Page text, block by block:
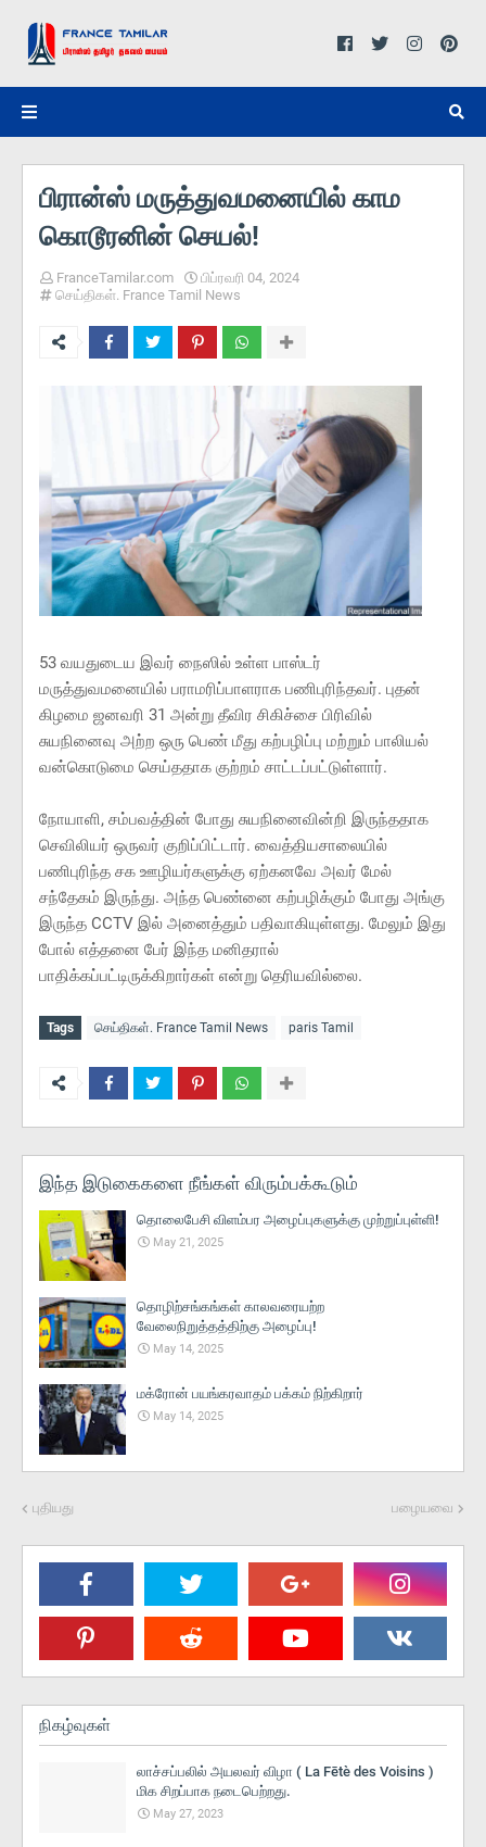
பிரான்ஸ் மருத்துவமனையில் காம
கொடூரனின் செயல்!
FranceTamilar.com
பிப்ரவரி 04, 2024
செய்திகள். France Tamil News
53 வயதுடைய இவர் நைஸில் உள்ள பாஸ்டர்
மருத்துவமனையில் பராமரிப்பாளராக பணிபுரிந்தவர். புதன்
கிழமை ஜனவரி 31 அன்று தீவிர சிகிச்சை பிரிவில்
சுயநினைவு அற்ற ஒரு பெண் மீது கற்பழிப்பு மற்றும் பாலியல்
வன்கொடுமை செய்ததாக குற்றம் சாட்டப்பட்டுள்ளார்.
நோயாளி, சம்பவத்தின் போது சுயநினைவின்றி இருந்ததாக
செவிலியர் ஒருவர் குறிப்பிட்டார். வைத்தியசாலையில்
பணிபுரிந்த சக ஊழியர்களுக்கு ஏற்கனவே அவர் மேல்
சந்தேகம் இருந்து. அந்த பெண்னை கற்பழிக்கும் போது அங்கு
இருந்த CCTV இல் அனைத்தும் பதிவாகியுள்ளது. மேலும் இது
போல் எத்தனை பேர் இந்த மனிதரால்
பாதிக்கப்பட்டிருக்கிறார்கள் என்று தெரியவில்லை.
Tags செய்திகள். France Tamil News paris Tamil
இந்த இடுகைகளை நீங்கள் விரும்பக்கூடும்
தொலைபேசி விளம்பர அழைப்புகளுக்கு முற்றுப்புள்ளி!
May 21, 2025
தொழிற்சங்கங்கள் காலவரையற்ற
வேலைநிறுத்தத்திற்கு அழைப்பு!
May 14, 2025
மக்ரோன் பயங்கரவாதம் பக்கம் நிற்கிறார்
May 14, 2025
புதியது பழையவை
நிகழ்வுகள்
லாச்சப்பலில் அயலவர் விழா ( La Fētè des Voisins )
மிக சிறப்பாக நடைபெற்றது.
May 27, 2023